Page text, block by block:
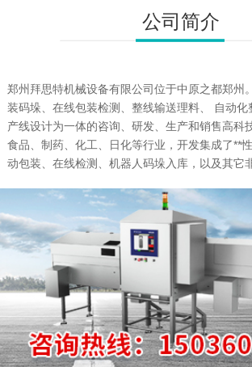
公司简介
郑州拜思特机械设备有限公司位于中原之都郑州
装码垛、在线包装检测、整线输送理料、 自动
产线设计为一体的咨询、研发、生产和销售高科
食品、制药、化工、日化等行业，开发集成了**
动包装、在线检测、机器人码垛入库，以及其它